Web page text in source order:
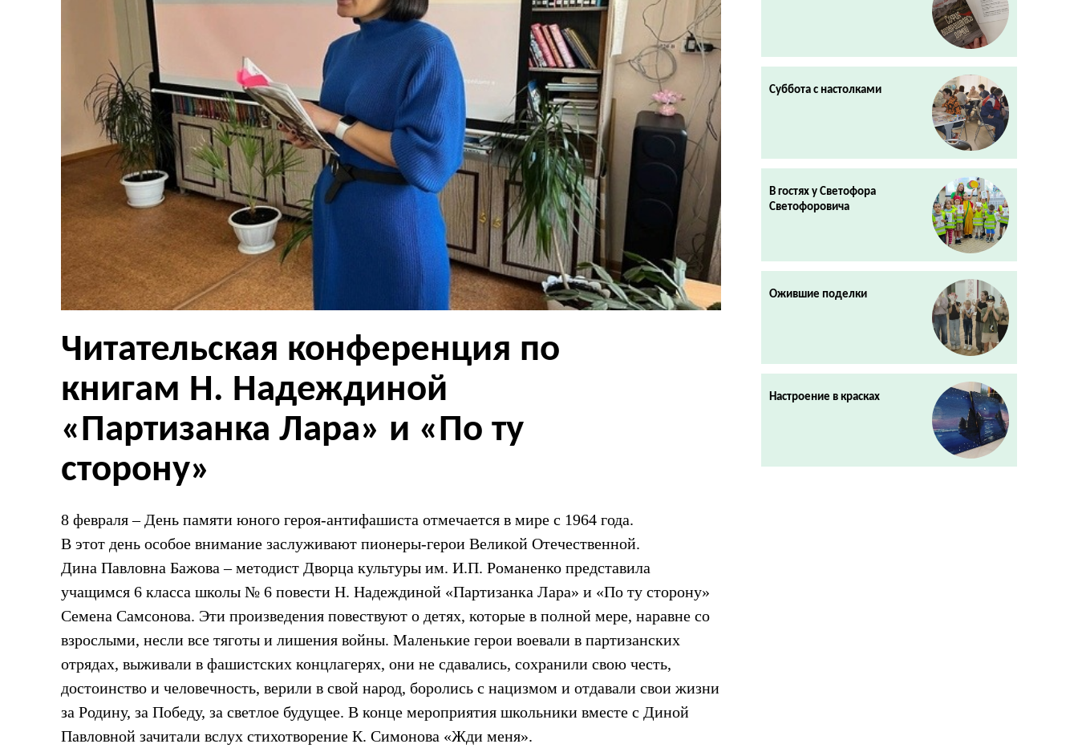
Читательская конференция по
книгам Н. Надеждиной
«Партизанка Лара» и «По ту
сторону»
8 февраля – День памяти юного героя-антифашиста отмечается в мире с 1964 года.
В этот день особое внимание заслуживают пионеры-герои Великой Отечественной.
Дина Павловна Бажова – методист Дворца культуры им. И.П. Романенко представила
учащимся 6 класса школы № 6 повести Н. Надеждиной «Партизанка Лара» и «По ту сторону»
Семена Самсонова. Эти произведения повествуют о детях, которые в полной мере, наравне со
взрослыми, несли все тяготы и лишения войны. Маленькие герои воевали в партизанских
отрядах, выживали в фашистских концлагерях, они не сдавались, сохранили свою честь,
достоинство и человечность, верили в свой народ, боролись с нацизмом и отдавали свои жизни
за Родину, за Победу, за светлое будущее. В конце мероприятия школьники вместе с Диной
Павловной зачитали вслух стихотворение К. Симонова «Жди меня».
Суббота с настолками
В гостях у Светофора
Светофоровича
Ожившие поделки
Настроение в красках